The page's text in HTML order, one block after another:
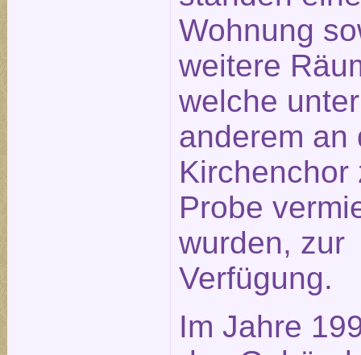
Wohnung
weitere
welche unter
anderem an
Kirchenchor
Probe
wurden, zur
Verfügung.
Im Jahre